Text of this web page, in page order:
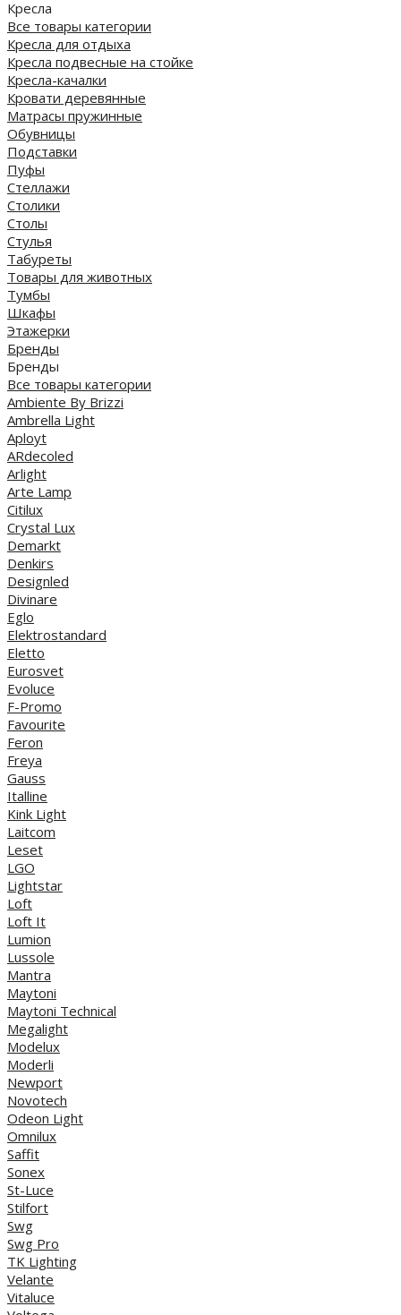
Кресла
Все товары категории
Кресла для отдыха
Кресла подвесные на стойке
Кресла-качалки
Кровати деревянные
Матрасы пружинные
Обувницы
Подставки
Пуфы
Стеллажи
Столики
Столы
Стулья
Табуреты
Товары для животных
Тумбы
Шкафы
Этажерки
Бренды
Бренды
Все товары категории
Ambiente By Brizzi
Ambrella Light
Aployt
ARdecoled
Arlight
Arte Lamp
Citilux
Crystal Lux
Demarkt
Denkirs
Designled
Divinare
Eglo
Elektrostandard
Eletto
Eurosvet
Evoluce
F-Promo
Favourite
Feron
Freya
Gauss
Italline
Kink Light
Laitcom
Leset
LGO
Lightstar
Loft
Loft It
Lumion
Lussole
Mantra
Maytoni
Maytoni Technical
Megalight
Modelux
Moderli
Newport
Novotech
Odeon Light
Omnilux
Saffit
Sonex
St-Luce
Stilfort
Swg
Swg Pro
TK Lighting
Velante
Vitaluce